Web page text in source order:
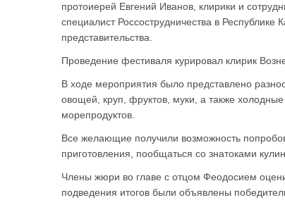
протоиерей Евгений Иванов, клирики и
специалист Россострудничества в
представительства.
Проведение фестиваля курировал клирик
В ходе мероприятия было представлено
овощей, круп, фруктов, муки, а также
морепродуктов.
Все желающие получили возможность
приготовления, пообщаться со знатоками
Члены жюри во главе с отцом Феодосием
подведения итогов были объявлены